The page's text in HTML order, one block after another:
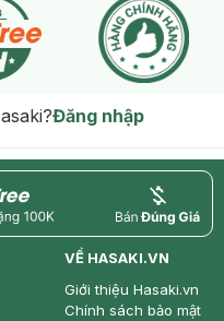
Đăng nhập
price
VỀ HASAKI.VN
Giới thiệu Hasaki.vn
Chính sách bảo mật